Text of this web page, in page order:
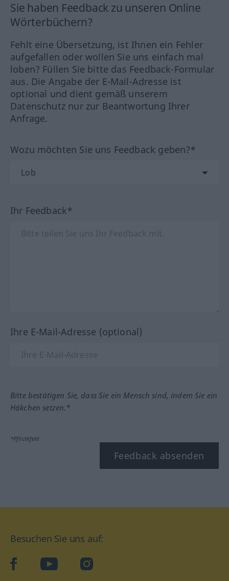
Sie haben Feedback zu unseren Online
Wörterbüchern?
Fehlt eine Übersetzung, ist Ihnen ein Fehler
aufgefallen oder wollen Sie uns einfach mal
loben? Füllen Sie bitte das Feedback-Formular
aus. Die Angabe der E-Mail-Adresse ist
optional und dient gemäß unserem
Datenschutz nur zur Beantwortung Ihrer
Anfrage.
Wozu möchten Sie uns Feedback geben?*
Ihr Feedback*
Ihre E-Mail-Adresse (optional)
Bitte bestätigen Sie, dass Sie ein Mensch sind, indem Sie ein
Häkchen setzen.*
*Pflichtfeld
Feedback absenden
Besuchen Sie uns auf:
facebookYouTube Instagram